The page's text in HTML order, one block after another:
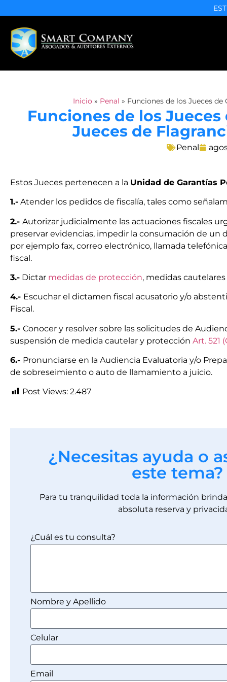
Inicio » Penal » Funciones de los Jueces de
Funciones de los
Jueces de
Penal
Estos Jueces pertenecen a la Unidad de Garantías
1.- Atender los pedidos de fiscalía, tales como
2.- Autorizar judicialmente las actuaciones fiscales
preservar evidencias, impedir la consumación de
por ejemplo fax, correo electrónico, llamada
fiscal.
3.- Dictar medidas de protección, medidas
4.- Escuchar el dictamen fiscal acusatorio y/o
Fiscal.
5.- Conocer y resolver sobre las solicitudes de
suspensión de medida cautelar y protección Art. 521
6.- Pronunciarse en la Audiencia Evaluatoria y/o
de sobreseimiento o auto de llamamiento a juicio.
Post Views: 2.487
¿Necesitas ayuda o
este tema?
Para tu tranquilidad toda la información
absoluta reserva y
¿Cuál es tu consulta?
Nombre y Apellido
Celular
Email